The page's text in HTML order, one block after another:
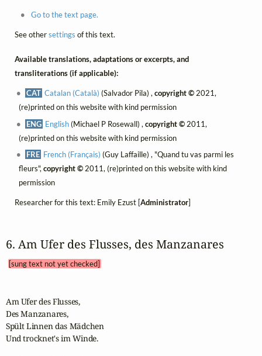
Go to the text page.
See othersettings of this text.
Available translations, adaptations or excerpts, and
transliterations (if applicable):
CAT Catalan (Català) (Salvador Pila) ,copyright ©2021,
(re)printed on this website with kind permission
ENG English(Michael P Rosewall) ,copyright © 2011,
(re)printed on this website with kind permission
FRE French (Français) (Guy Laffaille) , "Quand tu vas parmi les
fleurs", copyright ©2011, (re)printed on this website with kind
permission
Researcher for this text: Emily Ezust [Administrator]
6. Am Ufer des Flusses, des Manzanares
[sung text not yet checked]
Am Ufer des Flusses,
Des Manzanares,
Spült Linnen das Mädchen
Und trocknet's im Winde.